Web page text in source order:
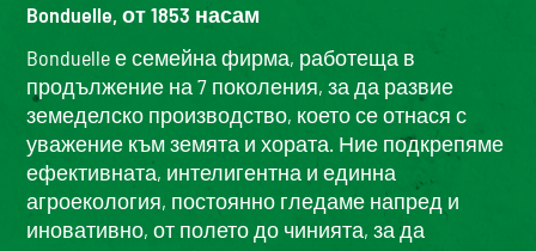
Bonduelle, от 1853 насам
Bonduelle е семейна фирма, работеща в
продължение на 7 поколения, за да развие
земеделско производство, което се отнася с
уважение към земята и хората. Ние подкрепяме
ефективната, интелигентна и единна
агроекология, постоянно гледаме напред и
иновативно, от полето до чинията, за да